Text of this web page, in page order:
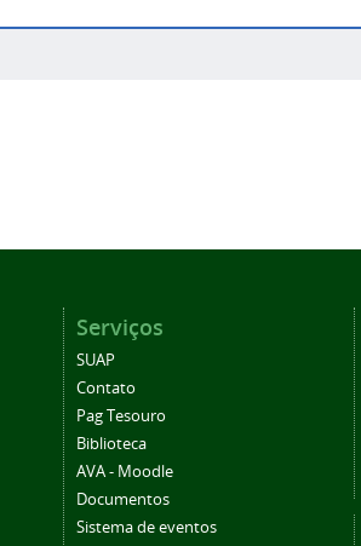
Serviços
SUAP
Contato
Pag Tesouro
Biblioteca
AVA - Moodle
Documentos
Sistema de eventos